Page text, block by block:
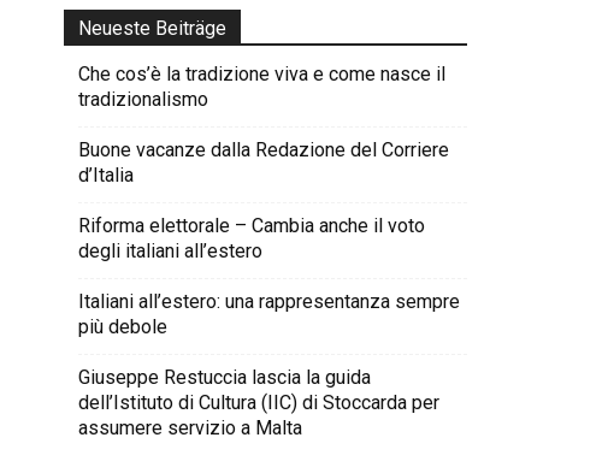
Neueste Beiträge
Che cos’è la tradizione viva e come nasce il
tradizionalismo
Buone vacanze dalla Redazione del Corriere
d’Italia
Riforma elettorale – Cambia anche il voto
degli italiani all’estero
Italiani all’estero: una rappresentanza sempre
più debole
Giuseppe Restuccia lascia la guida
dell’Istituto di Cultura (IIC) di Stoccarda per
assumere servizio a Malta